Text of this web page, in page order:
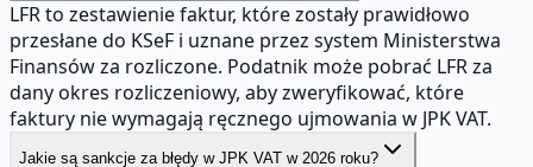
LFR to zestawienie faktur, które zostały prawidłowo
przesłane do KSeF i uznane przez system Ministerstwa
Finansów za rozliczone. Podatnik może pobrać LFR za
dany okres rozliczeniowy, aby zweryfikować, które
faktury nie wymagają ręcznego ujmowania w JPK VAT.
Jakie są sankcje za błędy w JPK VAT w 2026 roku?